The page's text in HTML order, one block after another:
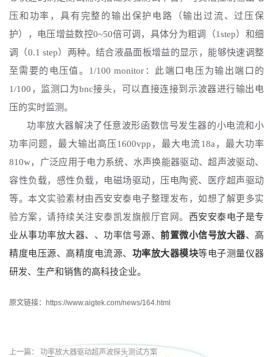
压和功率，具有完整的输出保护电路（输出过流、过压保
护），
电压增益数控0~50倍可调，具体分为粗调（1step）和细
调（0.1 step）两种。结合液晶面板增益的显示，能够快速调整
至需要的电压值。1/100 monitor：此端口电压为输出端口的
1/100，监测口为bnc接头，可以直接连接到示波器进行输出电
压的实时监测。
功率放大器解决了任意波形函数信号发生器的小电流和小
功率问题，最大输出高压1600vpp，最大电流18a，最大功率
810w，广泛应用于电力系统、水声换能器驱动、超声波驱动、
容性负载，感性负载，电磁场驱动，压电陶瓷、医疗超声驱动
等。 本文实验素材由西安安泰电子整理发布，如想了解更多实
验方案，请持续关注安泰凯发旗舰厅官网。 西安安泰电子是专
业从事功率放大器、、功率信号源、 前置微小信号放大器、高
精度电压源、高精度电流源、 功率放大器模块等电子测量仪器
研发、生产和销售的高科技企业。
原文链接：https://www.aigtek.com/news/164.html
上一篇： 功率放大器驱动超声波探头测试方案